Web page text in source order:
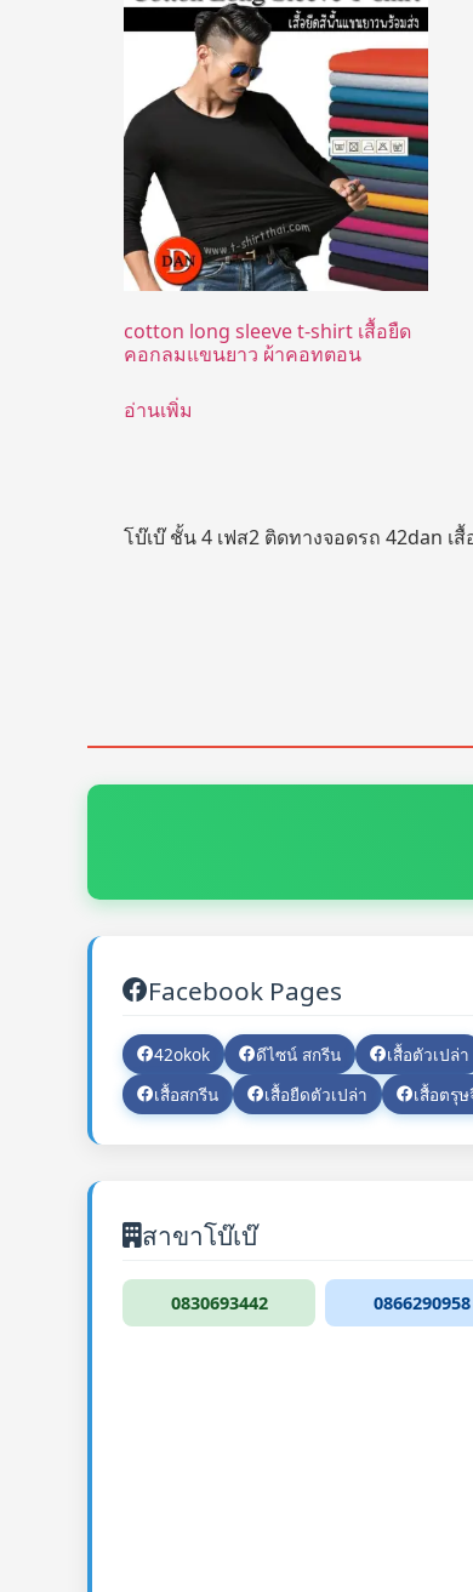
cotton long sleeve t-shirt เสื้อยืด
คอกลมแขนยาว ผ้าคอทตอน
อ่านเพิ่ม
โบ๊เบ๊ ชั้น 4 เฟส2 ติดทางจอดรถ 42dan เสื้
Facebook Pages
42okok ดีไซน์ สกรีน
เสื้อตัวเปล่า
เสื้อสกรีน
เสื้อยืดตัวเปล่า เสื้อตรุ
สาขาโบ๊เบ๊
0830693442 0866290958